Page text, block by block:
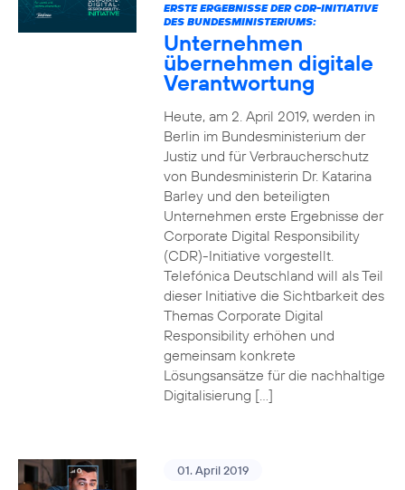
ERSTE ERGEBNISSE DER CDR-INITIATIVE
DES BUNDESMINISTERIUMS:
Unternehmen
übernehmen digitale
Verantwortung
Heute, am 2. April 2019, werden in
Berlin im Bundesministerium der
Justiz und für Verbraucherschutz
von Bundesministerin Dr. Katarina
Barley und den beteiligten
Unternehmen erste Ergebnisse der
Corporate Digital Responsibility
(CDR)-Initiative vorgestellt.
Telefónica Deutschland will als Teil
dieser Initiative die Sichtbarkeit des
Themas Corporate Digital
Responsibility erhöhen und
gemeinsam konkrete
Lösungsansätze für die nachhaltige
Digitalisierung […]
01. April 2019